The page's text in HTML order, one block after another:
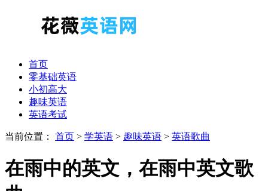
首页
零基础英语
小初高大
趣味英语
英语考试
当前位置： 首页 > 学英语 > 趣味英语 > 英语歌曲
在雨中的英文，在雨中英文歌